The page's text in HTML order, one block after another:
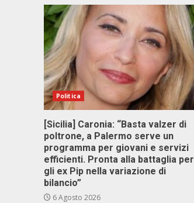
Politica
[Sicilia] Caronia: “Basta valzer di
poltrone, a Palermo serve un
programma per giovani e servizi
efficienti. Pronta alla battaglia per
gli ex Pip nella variazione di
bilancio”
6 Agosto 2026